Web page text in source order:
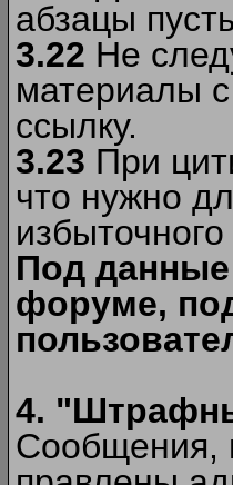
абзацы
3.22 Не
материалы
ссылку.
3.23 При
что нужно
Под
форуме,
4.